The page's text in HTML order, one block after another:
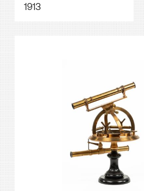
1913